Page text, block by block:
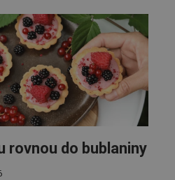
rovnou do bublaniny